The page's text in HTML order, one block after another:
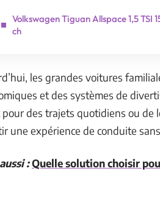
Volkswagen Tiguan Allspace 1,5 TSI
ch
les grandes voitures
et des systèmes de
pour des trajets quotidiens ou de
une expérience de conduite
:Quelle solution choisir